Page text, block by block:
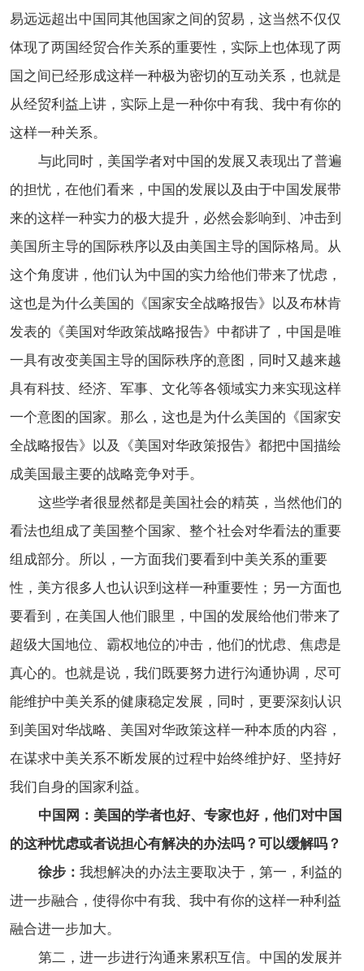
易远远超出中国同其他国家之间的贸易，这当然不仅仅
体现了两国经贸合作关系的重要性，实际上也体现了两
国之间已经形成这样一种极为密切的互动关系，也就是
从经贸利益上讲，实际上是一种你中有我、我中有你的
这样一种关系。
与此同时，美国学者对中国的发展又表现出了普遍
的担忧，在他们看来，中国的发展以及由于中国发展带
来的这样一种实力的极大提升，必然会影响到、冲击到
美国所主导的国际秩序以及由美国主导的国际格局。从
这个角度讲，他们认为中国的实力给他们带来了忧虑，
这也是为什么美国的《国家安全战略报告》以及布林肯
发表的《美国对华政策战略报告》中都讲了，中国是唯
一具有改变美国主导的国际秩序的意图，同时又越来越
具有科技、经济、军事、文化等各领域实力来实现这样
一个意图的国家。那么，这也是为什么美国的《国家安
全战略报告》以及《美国对华政策报告》都把中国描绘
成美国最主要的战略竞争对手。
这些学者很显然都是美国社会的精英，当然他们的
看法也组成了美国整个国家、整个社会对华看法的重要
组成部分。所以，一方面我们要看到中美关系的重要
性，美方很多人也认识到这样一种重要性；另一方面也
要看到，在美国人他们眼里，中国的发展给他们带来了
超级大国地位、霸权地位的冲击，他们的忧虑、焦虑是
真心的。也就是说，我们既要努力进行沟通协调，尽可
能维护中美关系的健康稳定发展，同时，更要深刻认识
到美国对华战略、美国对华政策这样一种本质的内容，
在谋求中美关系不断发展的过程中始终维护好、坚持好
我们自身的国家利益。
中国网：美国的学者也好、专家也好，他们对中国
的这种忧虑或者说担心有解决的办法吗？可以缓解吗？
徐步： 我想解决的办法主要取决于，第一，利益的
进一步融合，使得你中有我、我中有你的这样一种利益
融合进一步加大。
第二，进一步进行沟通来累积互信。中国的发展并